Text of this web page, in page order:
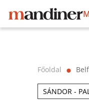
Főoldal ⬤
SÁNDOR -